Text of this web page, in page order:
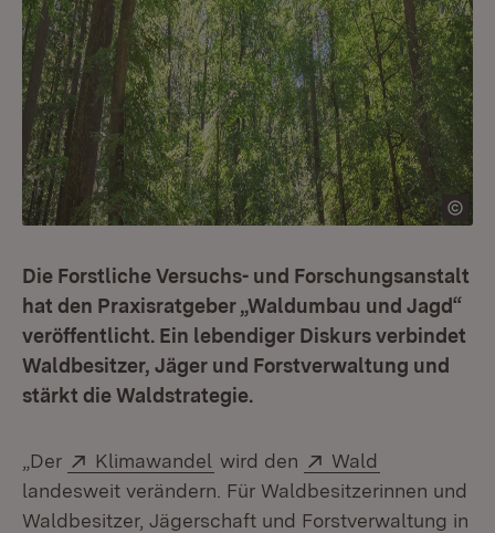
Die Forstliche Versuchs- und Forschungsanstalt
hat den Praxisratgeber „Waldumbau und Jagd“
veröffentlicht. Ein lebendiger Diskurs verbindet
Waldbesitzer, Jäger und Forstverwaltung und
stärkt die Waldstrategie.
„Der Extern:
Klimawandel (Öffnet in neuem Fenster)
wird den Extern:
Wald
landesweit verändern. Für Waldbesitzerinnen und
Waldbesitzer, Jägerschaft und Forstverwaltung in